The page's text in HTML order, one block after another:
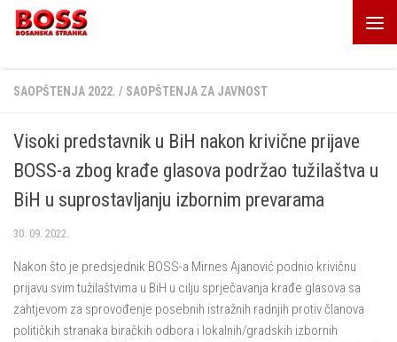
Skip to content
SAOPŠTENJA 2022. / SAOPŠTENJA ZA JAVNOST
Visoki predstavnik u BiH nakon krivične prijave
BOSS-a zbog krađe glasova podržao tužilaštva u
BiH u suprostavljanju izbornim prevarama
30. 09. 2022.
Nakon što je predsjednik BOSS-a Mirnes Ajanović podnio krivičnu
prijavu svim tužilaštvima u BiH u cilju sprječavanja krađe glasova sa
zahtjevom za sprovođenje posebnih istražnih radnjih protiv članova
političkih stranaka biračkih odbora i lokalnih/gradskih izbornih